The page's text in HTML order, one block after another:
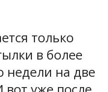
только
в более
недели на две